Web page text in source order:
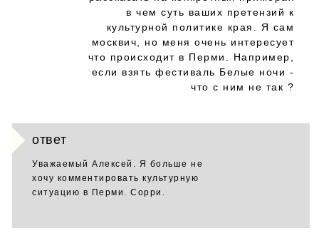
в чем суть ваших претензий к
культурной политике края. Я сам
москвич, но меня очень интересует
что происходит в Перми. Например,
если взять фестиваль Белые ночи -
что с ним не так ?
ответ
Уважаемый Алексей. Я больше не
хочу комментировать культурную
ситуацию в Перми. Сорри.